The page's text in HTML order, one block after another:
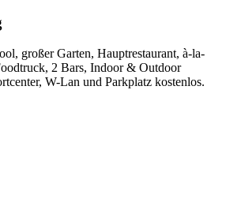
großer Garten, Hauptrestaurant, à-la-
2 Bars, Indoor & Outdoor
W-Lan und Parkplatz kostenlos.